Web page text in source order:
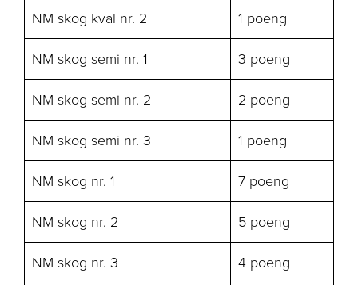
NM skog kval nr. 2
1 poeng
NM skog semi nr. 1
3 poeng
NM skog semi nr. 2
2 poeng
NM skog semi nr. 3
1 poeng
NM skog nr. 1
7 poeng
NM skog nr. 2
5 poeng
NM skog nr. 3
4 poeng